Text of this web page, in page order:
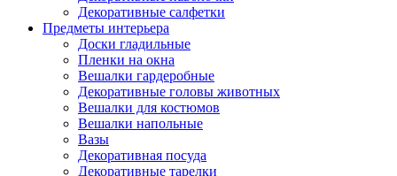
Декоративные салфетки
Предметы интерьера
Доски гладильные
Пленки на окна
Вешалки гардеробные
Декоративные головы животных
Вешалки для костюмов
Вешалки напольные
Вазы
Декоративная посуда
Декоративные тарелки